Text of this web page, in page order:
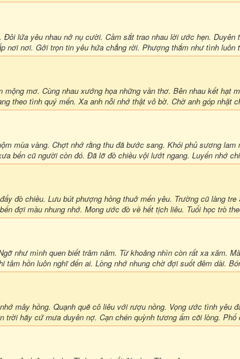
lứa yêu nhau nở nụ cười. Cầm sắt trao nhau lời ước hẹn. Duyên
nơi nơi. Gởi trọn tin yêu hứa chẳng rời. Phượng thắm như tình luôn
mộng mơ. Cùng nhau xướng họa những vần thơ. Bên nhau kết hạt
theo tình quý mến. Xa anh nỗi nhớ thật vô bờ. Chờ anh góp nhặt
mùa vàng. Chợt nhớ rằng thu đã bước sang. Khói phủ sương lam
bến cũ người còn đó. Đã lỡ đò chiều vội lướt ngang. Luyến nhớ
đò chiều. Lưu bút phượng hồng thuở mến yêu. Trường cũ làng
đợi màu nhung nhớ. Mong ước đò về hết tịch liêu. Tuổi học trò
như mình quen biết trăm năm. Từ khoảng nhìn còn rất xa xăm.
tâm hồn luôn nghĩ đến ai. Lòng nhớ nhung chờ đợi suốt đêm dài.
mây hồng. Quạnh quẽ cô liêu với rượu nồng. Vọng ước tình yêu
trời hãy cứ mưa duyên nợ. Cạn chén quỳnh tương ấm cõi lòng. Phố